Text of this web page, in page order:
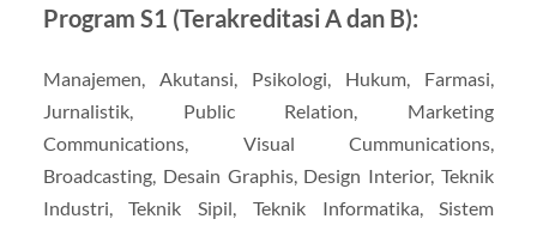
Program S1 (Terakreditasi A dan B):
Manajemen, Akutansi, Psikologi, Hukum, Farmasi,
Jurnalistik, Public Relation, Marketing
Communications, Visual Cummunications,
Broadcasting, Desain Graphis, Design Interior, Teknik
Industri, Teknik Sipil, Teknik Informatika, Sistem